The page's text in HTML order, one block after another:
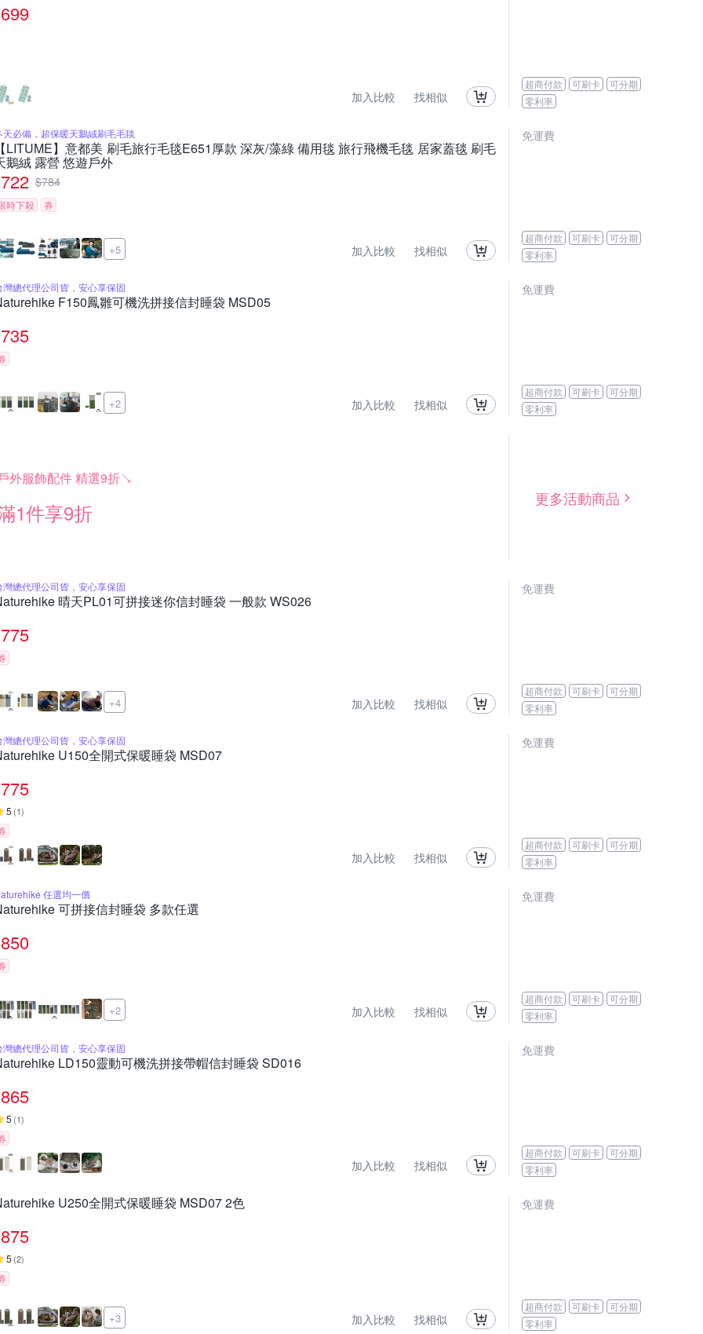
699
加入比較 找相似
超商付款 可刷卡
可分期
零利率
天必備，超保暖天鵝絨刷毛毛毯
LITUME】意都美 刷毛旅行毛毯E651厚款 深灰/藻綠 備用毯 旅行飛機毛毯 居家蓋毯 刷毛
鵝絨 露營 悠遊戶外
722 $784
時下殺 券
+5 加入比較 找相似
免運費
超商付款 可刷卡
可分期
零利率
灣總代理公司貨，安心享保固
F150鳳雛可機洗拼接信封睡袋 MSD05
735
+2 加入比較 找相似
免運費
超商付款 可刷卡
可分期
零利率
外服飾配件 精選9折↘
1件享9折
更多活動商品
灣總代理公司貨，安心享保固
晴天PL01可拼接迷你信封睡袋 一般款 WS026
775
+4 加入比較 找相似
免運費
超商付款 可刷卡
可分期
零利率
灣總代理公司貨，安心享保固
U150全開式保暖睡袋 MSD07
775
5 (1)
加入比較 找相似
免運費
超商付款 可刷卡
可分期
零利率
任選均一價
可拼接信封睡袋 多款任選
850
+2 加入比較 找相似
免運費
超商付款 可刷卡
可分期
零利率
灣總代理公司貨，安心享保固
LD150靈動可機洗拼接帶帽信封睡袋 SD016
865
5 (1)
加入比較 找相似
免運費
超商付款 可刷卡
可分期
零利率
U250全開式保暖睡袋 MSD07 2色
875
5 (2)
+3 加入比較 找相似
免運費
超商付款 可刷卡
可分期
零利率